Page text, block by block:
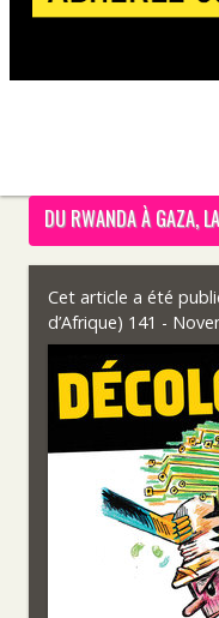
DU RWANDA À GAZA,
Cet article a été
d’Afrique) 141 -